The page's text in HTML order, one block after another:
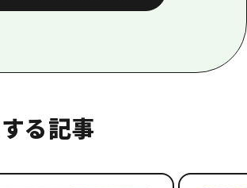
る記事